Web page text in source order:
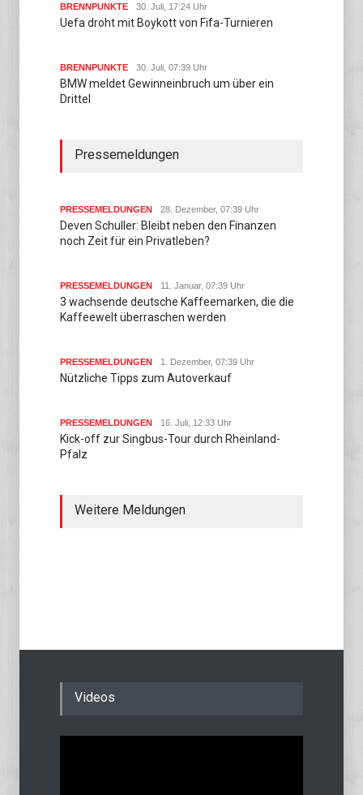
BRENNPUNKTE 30. Juli, 17:24 Uhr
Uefa droht mit Boykott von Fifa-Turnieren
BRENNPUNKTE 30. Juli, 07:39 Uhr
BMW meldet Gewinneinbruch um über ein
Drittel
Pressemeldungen
PRESSEMELDUNGEN 28. Dezember, 07:39 Uhr
Deven Schuller: Bleibt neben den Finanzen
noch Zeit für ein Privatleben?
PRESSEMELDUNGEN 11. Januar, 07:39 Uhr
3 wachsende deutsche Kaffeemarken, die die
Kaffeewelt überraschen werden
PRESSEMELDUNGEN 1. Dezember, 07:39 Uhr
Nützliche Tipps zum Autoverkauf
PRESSEMELDUNGEN 16. Juli, 12:33 Uhr
Kick-off zur Singbus-Tour durch Rheinland-
Pfalz
Weitere Meldungen
Videos